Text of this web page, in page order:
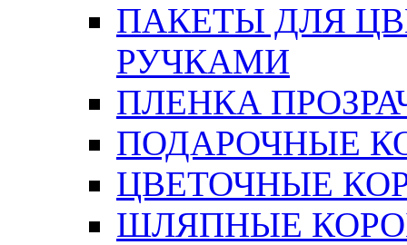
ПАКЕТЫ ДЛЯ
РУЧКАМИ
ПЛЕНКА
ПОДАРОЧНЫЕ
ЦВЕТОЧНЫЕ
ШЛЯПНЫЕ